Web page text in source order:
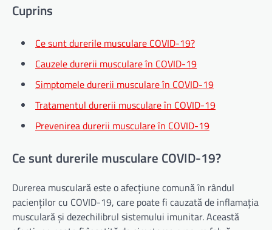
Cuprins
Ce sunt durerile musculare COVID-19?
Cauzele durerii musculare în COVID-19
Simptomele durerii musculare în COVID-19
Tratamentul durerii musculare în COVID-19
Prevenirea durerii musculare în COVID-19
Ce sunt durerile musculare COVID-19?
Durerea musculară este o afecțiune comună în rândul
pacienților cu COVID-19, care poate fi cauzată de inflamația
musculară și dezechilibrul sistemului imunitar. Această